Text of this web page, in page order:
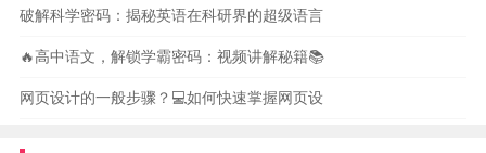
破解科学密码：揭秘英语在科研界的超级语言
🔥高中语文，解锁学霸密码：视频讲解秘籍📚
网页设计的一般步骤？💻如何快速掌握网页设